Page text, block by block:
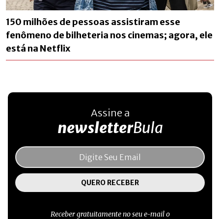
150 milhões de pessoas assistiram esse
fenômeno de bilheteria nos cinemas; agora, ele
está na Netflix
Assine a
newsletterBula
Receber gratuitamente no seu e-mail o